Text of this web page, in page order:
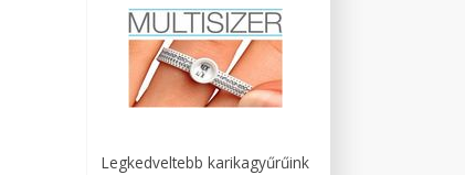
Legkedveltebb karikagyűrűink